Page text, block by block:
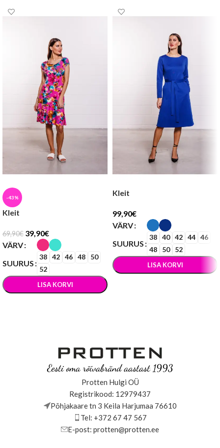
-43%
Kleit
69,90€ 39,90€
VÄRV
SUURUS
38 42 46 48
50
52
LISA KORVI
Kleit
99,90€
VÄRV
SUURUS
38 40 42 44 46
48
50 52
LISA KORVI
Eesti oma rõivabränd aastast 1993
Protten Hulgi OÜ
Registrikood: 12979437
Põhjakaare tn 3 Keila Harjumaa 76610
Tel: +372 67 47 567
E-post: protten@protten.ee